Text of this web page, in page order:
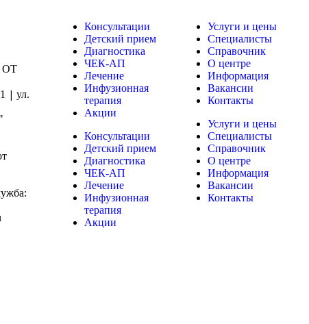
ОТ
| ул.
Консультации
Детский прием
Диагностика
ЧЕК-АП
Лечение
Инфузионная
терапия
Акции
Консультации
Детский прием
Диагностика
ЧЕК-АП
Лечение
Инфузионная
терапия
Акции
Услуги и цены
Специалисты
Справочник
О центре
Информация
Вакансии
Контакты
Услуги и цены
Специалисты
Справочник
О центре
Информация
Вакансии
Контакты